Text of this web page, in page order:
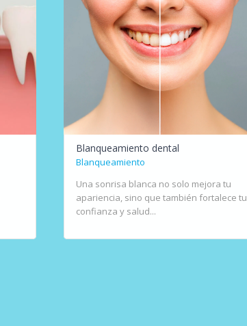
Blanqueamiento dental
Blanqueamiento
Una sonrisa blanca no solo mejora tu
apariencia, sino que también fortalece tu
confianza y salud...